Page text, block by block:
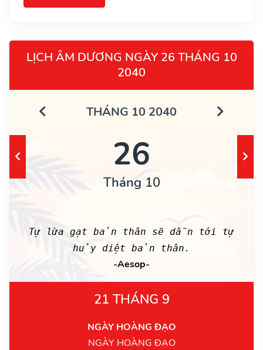
LỊCH ÂM DƯƠNG NGÀY 26 THÁNG 10
2040
THÁNG 10 2040
26
Tháng 10
Tự lừa gạt bản thân sẽ dẫn tới tự
hủy diệt bản thân.
-Aesop-
21 THÁNG 9
NGÀY HOÀNG ĐẠO
NGÀY HOÀNG ĐẠO